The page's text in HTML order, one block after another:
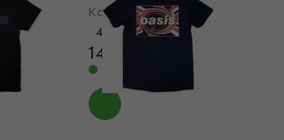
Košulja
4,5/5
14,20 € 14,50 €